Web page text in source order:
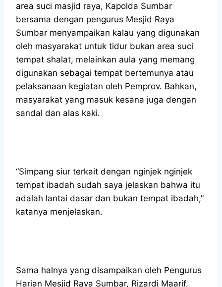
area suci masjid raya, Kapolda Sumbar
bersama dengan pengurus Mesjid Raya
Sumbar menyampaikan kalau yang digunakan
oleh masyarakat untuk tidur bukan area suci
tempat shalat, melainkan aula yang memang
digunakan sebagai tempat bertemunya atau
pelaksanaan kegiatan oleh Pemprov. Bahkan,
masyarakat yang masuk kesana juga dengan
sandal dan alas kaki.
“Simpang siur terkait dengan nginjek nginjek
tempat ibadah sudah saya jelaskan bahwa itu
adalah lantai dasar dan bukan tempat ibadah,”
katanya menjelaskan.
Sama halnya yang disampaikan oleh Pengurus
Harian Mesjid Raya Sumbar, Rizardi Maarif,